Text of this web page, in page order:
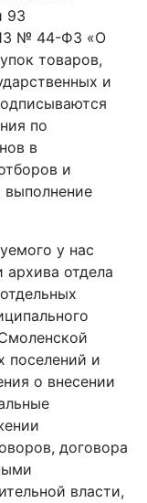
93
№ 44-ФЗ «О
товаров,
и
по
в
и
выполнение
у нас
архива отдела
поселений и
о внесении
договора
власти,